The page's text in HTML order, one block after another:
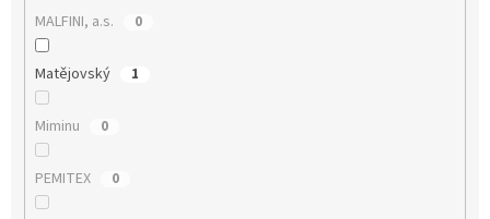
MALFINI, a.s. 0
Matějovský 1
Miminu 0
PEMITEX 0